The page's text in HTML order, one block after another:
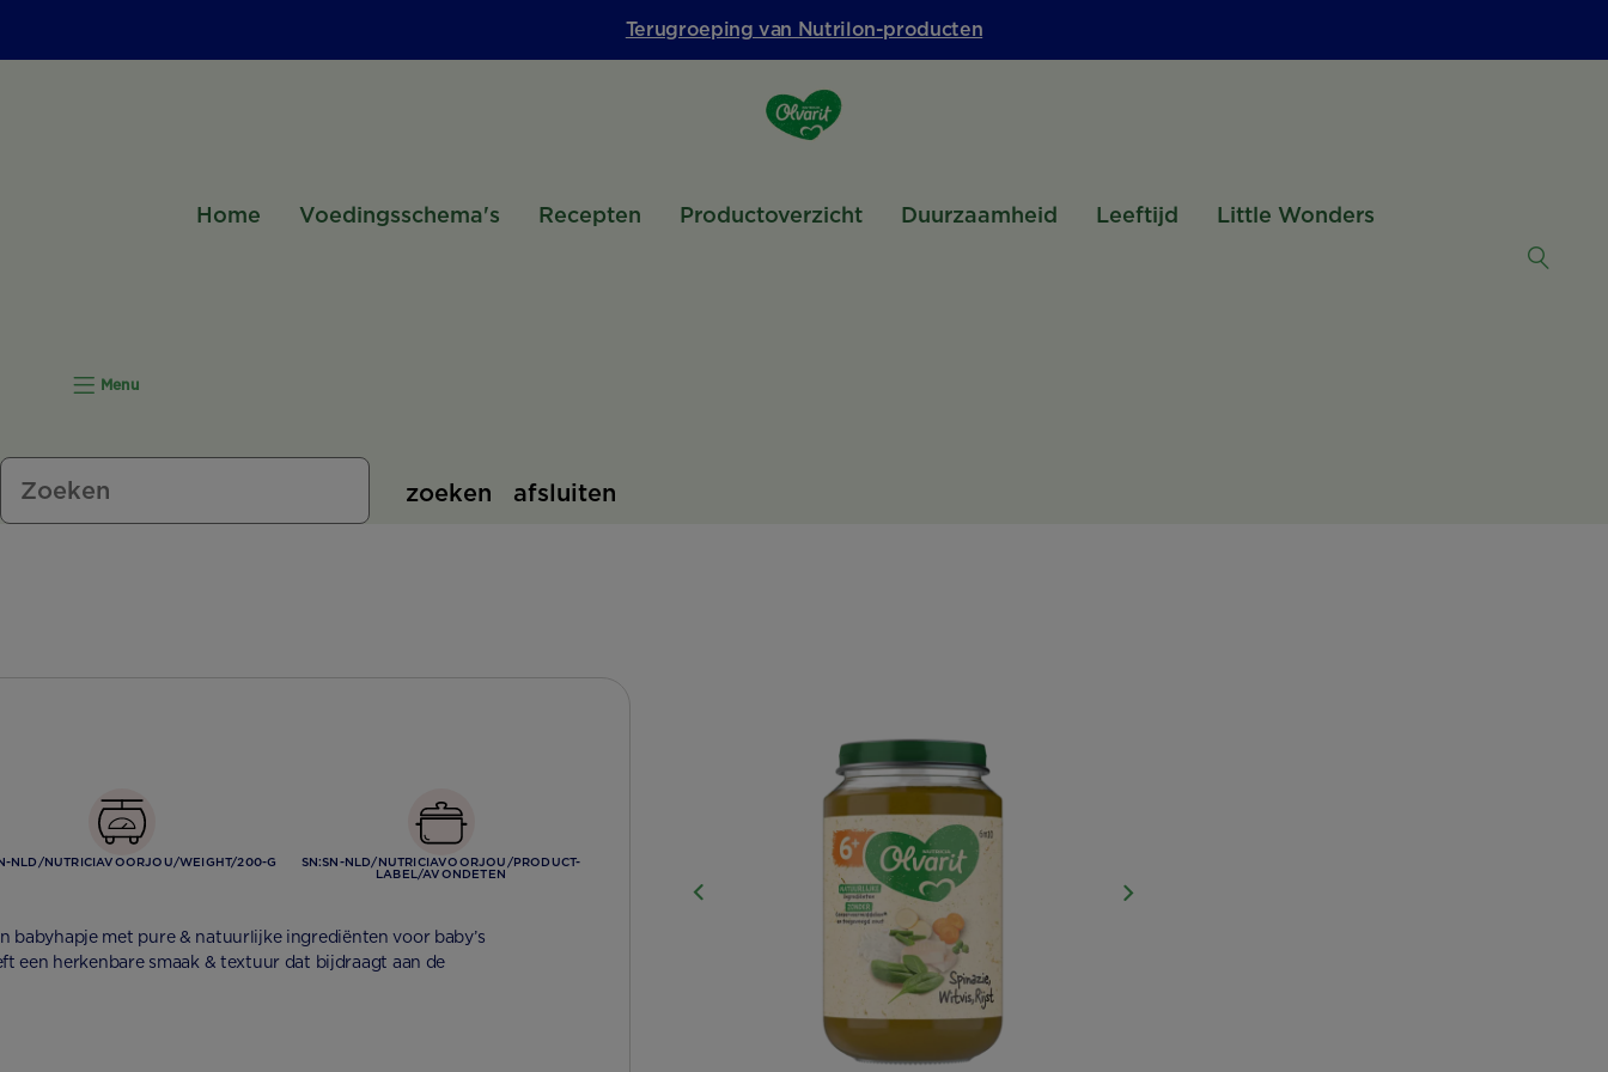
Terugroeping van Nutrilon-producten
Home Voedingsschema's Recepten Productoverzicht Duurzaamheid Leeftijd Little Wonders
Menu
zoeken afsluiten
NLD/NUTRICIAVOORJOU/WEIGHT/200-G
SN:SN-NLD/NUTRICIAVOORJOU/PRODUCT-
LABEL/AVONDETEN
babyhapje met pure & natuurlijke ingrediënten voor baby’s
een herkenbare smaak & textuur dat bijdraagt aan de